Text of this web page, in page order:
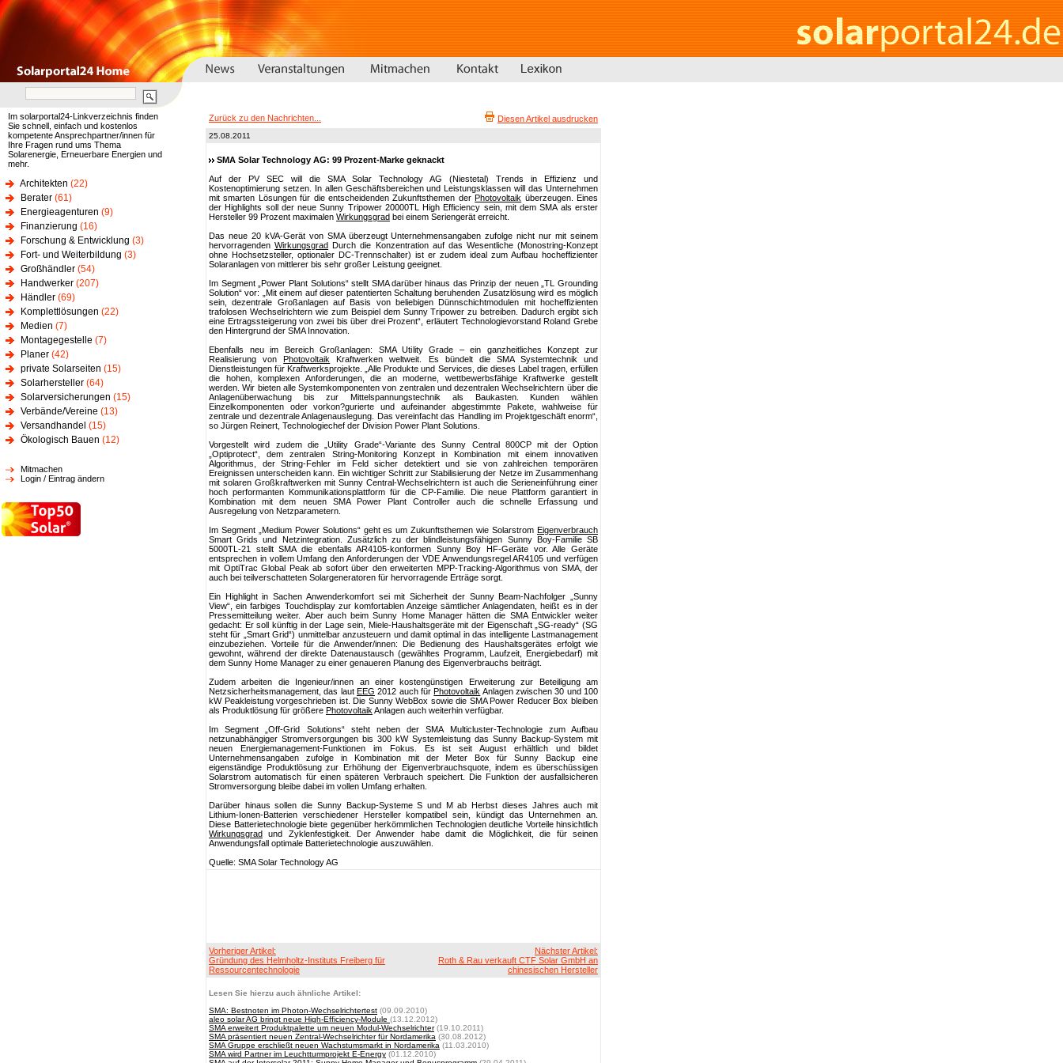
Im solarportal24-Linkverzeichnis finden
Sie schnell, einfach und kostenlos
kompetente Ansprechpartner/innen für
Ihre Fragen rund ums Thema
Solarenergie, Erneuerbare Energien und
mehr.
Architekten (22)
Berater (61)
Energieagenturen (9)
Finanzierung (16)
Forschung & Entwicklung (3)
Fort- und Weiterbildung (3)
Großhändler (54)
Handwerker (207)
Händler (69)
Komplettlösungen (22)
Medien (7)
Montagegestelle (7)
Planer (42)
private Solarseiten (15)
Solarhersteller (64)
Solarversicherungen (15)
Verbände/Vereine (13)
Versandhandel (15)
Ökologisch Bauen (12)
Mitmachen
Login / Eintrag ändern
Zurück zu den Nachrichten... Diesen Artikel ausdrucken
25.08.2011
SMA Solar Technology AG: 99 Prozent-Marke geknackt
Auf der PV SEC will die SMA Solar Technology AG (Niestetal) Trends in Effizienz und
Kostenoptimierung setzen. In allen Geschäftsbereichen und Leistungsklassen will das Unternehmen
mit smarten Lösungen für die entscheidenden Zukunftsthemen derPhotovoltaik überzeugen. Eines
der Highlights soll der neue Sunny Tripower 20000TL High Efficiency sein, mit dem SMA als erster
Hersteller 99 Prozent maximalen Wirkungsgrad bei einem Seriengerät erreicht.
Das neue 20 kVA-Gerät von SMA überzeugt Unternehmensangaben zufolge nicht nur mit seinem
hervorragendenWirkungsgrad Durch die Konzentration auf das Wesentliche (Monostring-Konzept
ohne Hochsetzsteller, optionaler DC-Trennschalter) ist er zudem ideal zum Aufbau hocheffizienter
Solaranlagen von mittlerer bis sehr großer Leistung geeignet.
Im Segment „Power Plant Solutions“ stellt SMA darüber hinaus das Prinzip der neuen „TL Grounding
Solution“ vor: „Mit einem auf dieser patentierten Schaltung beruhenden Zusatzlösung wird es möglich
sein, dezentrale Großanlagen auf Basis von beliebigen Dünnschichtmodulen mit hocheffizienten
trafolosen Wechselrichtern wie zum Beispiel dem Sunny Tripower zu betreiben. Dadurch ergibt sich
eine Ertragssteigerung von zwei bis über drei Prozent“, erläutert Technologievorstand Roland Grebe
den Hintergrund der SMA Innovation.
Ebenfalls neu im Bereich Großanlagen: SMA Utility Grade – ein ganzheitliches Konzept zur
Realisierung vonPhotovoltaik
Kraftwerken weltweit. Es bündelt die SMA Systemtechnik und
Dienstleistungen für Kraftwerksprojekte. „Alle Produkte und Services, die dieses Label tragen, erfüllen
die hohen, komplexen Anforderungen, die an moderne, wettbewerbsfähige Kraftwerke gestellt
werden. Wir bieten alle Systemkomponenten von zentralen und dezentralen Wechselrichtern über die
Anlagenüberwachung bis zur Mittelspannungstechnik als Baukasten. Kunden wählen
Einzelkomponenten oder vorkon?gurierte und aufeinander abgestimmte Pakete, wahlweise für
zentrale und dezentrale Anlagenauslegung. Das vereinfacht das Handling im Projektgeschäft enorm“,
so Jürgen Reinert, Technologiechef der Division Power Plant Solutions.
Vorgestellt wird zudem die „Utility Grade“-Variante des Sunny Central 800CP mit der Option
„Optiprotect“, dem zentralen String-Monitoring Konzept in Kombination mit einem innovativen
Algorithmus, der String-Fehler im Feld sicher detektiert und sie von zahlreichen temporären
Ereignissen unterscheiden kann. Ein wichtiger Schritt zur Stabilisierung der Netze im Zusammenhang
mit solaren Großkraftwerken mit Sunny Central-Wechselrichtern ist auch die Serieneinführung einer
hoch performanten Kommunikationsplattform für die CP-Familie. Die neue Plattform garantiert in
Kombination mit dem neuen SMA Power Plant Controller auch die schnelle Erfassung und
Ausregelung von Netzparametern.
Im Segment „Medium Power Solutions“ geht es um Zukunftsthemen wie Solarstrom Eigenverbrauch
Smart Grids und Netzintegration. Zusätzlich zu der blindleistungsfähigen Sunny Boy-Familie SB
5000TL-21 stellt SMA die ebenfalls AR4105-konformen Sunny Boy HF-Geräte vor. Alle Geräte
entsprechen in vollem Umfang den Anforderungen der VDE Anwendungsregel AR4105 und verfügen
mit OptiTrac Global Peak ab sofort über den erweiterten MPP-Tracking-Algorithmus von SMA, der
auch bei teilverschatteten Solargeneratoren für hervorragende Erträge sorgt.
Ein Highlight in Sachen Anwenderkomfort sei mit Sicherheit der Sunny Beam-Nachfolger „Sunny
View“, ein farbiges Touchdisplay zur komfortablen Anzeige sämtlicher Anlagendaten, heißt es in der
Pressemitteilung weiter. Aber auch beim Sunny Home Manager hätten die SMA Entwickler weiter
gedacht: Er soll künftig in der Lage sein, Miele-Haushaltsgeräte mit der Eigenschaft „SG-ready“ (SG
steht für „Smart Grid“) unmittelbar anzusteuern und damit optimal in das intelligente Lastmanagement
einzubeziehen. Vorteile für die Anwender/innen: Die Bedienung des Haushaltsgerätes erfolgt wie
gewohnt, während der direkte Datenaustausch (gewähltes Programm, Laufzeit, Energiebedarf) mit
dem Sunny Home Manager zu einer genaueren Planung des Eigenverbrauchs beiträgt.
Zudem arbeiten die Ingenieur/innen an einer kostengünstigen Erweiterung zur Beteiligung am
Netzsicherheitsmanagement, das laut EEG 2012 auch fürPhotovoltaik Anlagen zwischen 30 und 100
kW Peakleistung vorgeschrieben ist. Die Sunny WebBox sowie die SMA Power Reducer Box bleiben
als Produktlösung für größere Photovoltaik Anlagen auch weiterhin verfügbar.
Im Segment „Off-Grid Solutions“ steht neben der SMA Multicluster-Technologie zum Aufbau
netzunabhängiger Stromversorgungen bis 300 kW Systemleistung das Sunny Backup-System mit
neuen Energiemanagement-Funktionen im Fokus. Es ist seit August erhältlich und bildet
Unternehmensangaben zufolge in Kombination mit der Meter Box für Sunny Backup eine
eigenständige Produktlösung zur Erhöhung der Eigenverbrauchsquote, indem es überschüssigen
Solarstrom automatisch für einen späteren Verbrauch speichert. Die Funktion der ausfallsicheren
Stromversorgung bleibe dabei im vollen Umfang erhalten.
Darüber hinaus sollen die Sunny Backup-Systeme S und M ab Herbst dieses Jahres auch mit
Lithium-Ionen-Batterien verschiedener Hersteller kompatibel sein, kündigt das Unternehmen an.
Diese Batterietechnologie biete gegenüber herkömmlichen Technologien deutliche Vorteile hinsichtlich
Wirkungsgrad und Zyklenfestigkeit. Der Anwender habe damit die Möglichkeit, die für seinen
Anwendungsfall optimale Batterietechnologie auszuwählen.
Quelle: SMA Solar Technology AG
Vorheriger Artikel:
Gründung des Helmholtz-Instituts Freiberg für
Ressourcentechnologie
Nächster Artikel:
Roth & Rau verkauft CTF Solar GmbH an
chinesischen Hersteller
Lesen Sie hierzu auch ähnliche Artikel:
SMA: Bestnoten im Photon-Wechselrichtertest (09.09.2010)
aleo solar AG bringt neue High-Efficiency-Module (13.12.2012)
SMA erweitert Produktpalette um neuen Modul-Wechselrichter(19.10.2011)
SMA präsentiert neuen Zentral-Wechselrichter für Nordamerika (30.08.2012)
SMA Gruppe erschließt neuen Wachstumsmarkt in Nordamerika (11.03.2010)
SMA wird Partner im Leuchtturmprojekt E-Energy (01.12.2010)